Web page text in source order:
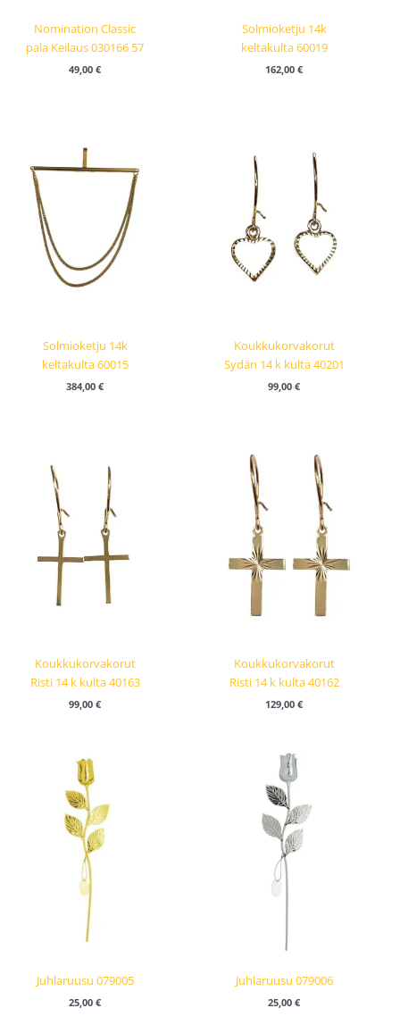
Nomination Classic
pala Keilaus 030166 57
49,00 €
Solmioketju 14k
keltakulta 60019
162,00 €
Solmioketju 14k
keltakulta 60015
384,00 €
Koukkukorvakorut
Sydän 14 k kulta 40201
99,00 €
Koukkukorvakorut
Risti 14 k kulta 40163
99,00 €
Koukkukorvakorut
Risti 14 k kulta 40162
129,00 €
Juhlaruusu 079005
25,00 €
Juhlaruusu 079006
25,00 €